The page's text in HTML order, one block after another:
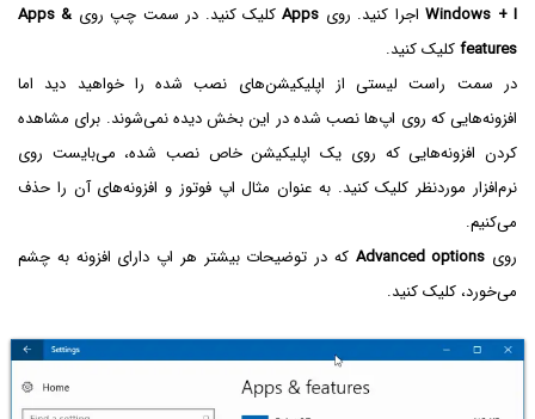
Windows + Iاجرا کنید. روی Appsکلیک کنید. در سمت چپ روی Apps &
featuresکلیک کنید.
در سمت راست لیستی از اپلیکیشن‌های نصب شده را خواهید دید اما
افزونه‌هایی که روی اپ‌ها نصب شده در این بخش دیده نمی‌شوند. برای مشاهده
کردن افزونه‌هایی که روی یک اپلیکیشن خاص نصب شده، می‌بایست روی
نرم‌افزار موردنظر کلیک کنید. به عنوان مثال اپ فوتوز و افزونه‌های آن را حذف
می‌کنیم.
روی Advanced options که در توضیحات بیشتر هر اپ دارای افزونه به چشم
می‌خورد، کلیک کنید.